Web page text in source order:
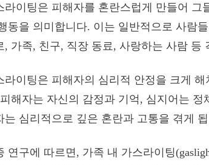
라이팅은 피해자를 혼란스럽게 만들어
동을 의미합니다. 이는 일반적으로 사람
, 가족, 친구, 직장 동료, 사랑하는 사람 등
라이팅은 피해자의 심리적 안정을 크게
해자는 자신의 감정과 기억, 심지어는
는 심리적으로 깊은 혼란과 고통을 겪게
연구에 따르면, 가족 내 가스라이팅